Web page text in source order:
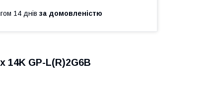
14 днів за домовленістю
14K GP-L(R)2G6B